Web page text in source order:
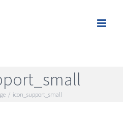
/ icon_support_small